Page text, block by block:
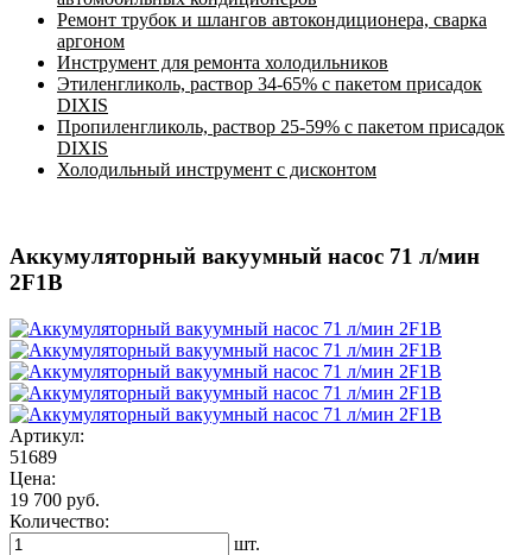
Ремонт трубок и шлангов автокондиционера, сварка
аргоном
Инструмент для ремонта холодильников
Этиленгликоль, раствор 34-65% с пакетом присадок
DIXIS
Пропиленгликоль, раствор 25-59% с пакетом присадок
DIXIS
Холодильный инструмент с дисконтом
Аккумуляторный вакуумный насос 71 л/мин
2F1B
Артикул:
51689
Цена:
19 700 руб.
Количество:
шт.